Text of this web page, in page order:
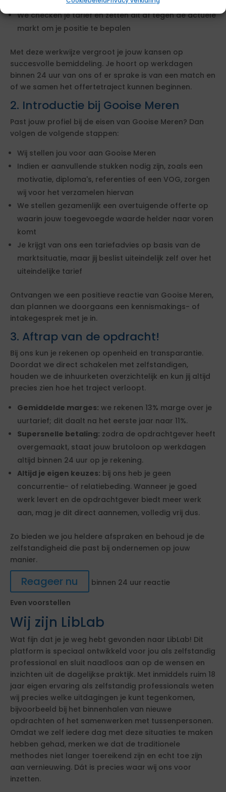
de opdrachtgever
We checken je tarief en zetten dit af tegen de actuele
markt om je positie te bepalen
Met deze werkwijze vergroot je jouw kansen op
succesvolle bemiddeling. Je hoort op werkdagen
binnen 24 uur van ons of er sprake is van een match en
of we samen het offertetraject kunnen beginnen.
2. Introductie bij Gooise Meren
Past jouw profiel bij de eisen van Gooise Meren? Dan
volgen de volgende stappen:
Wij stellen jou voor aan Gooise Meren
Indien er aanvullende stukken nodig zijn, zoals een
motivatie, diploma's, referenties of een VOG, zorgen
wij voor het verzamelen hiervan
We stellen gezamenlijk een overtuigende offerte op
waarin jouw toegevoegde waarde helder naar voren
komt
Je krijgt van ons een tariefadvies op basis van de
marktsituatie, maar jij beslist uiteindelijk zelf over het
uiteindelijke tarief
Ontvangen we een positieve reactie van Gooise Meren,
dan plannen we doorgaans een kennismakings- of
intakegesprek met je in.
3. Aftrap van de opdracht!
Bij ons kun je rekenen op openheid en transparantie.
Doordat we direct schakelen met zelfstandigen,
houden we de inhuurketen overzichtelijk en kun jij altijd
precies zien hoe het traject verloopt.
Gemiddelde marges: we rekenen 13% marge over je
uurtarief; dit daalt na het eerste jaar naar 11%.
Supersnelle betaling: zodra de opdrachtgever heeft
overgemaakt, staat jouw brutoloon op werkdagen
altijd binnen 24 uur op je rekening.
Altijd je eigen keuzes: bij ons heb je geen
concurrentie- of relatiebeding. Wanneer je goed
werk levert en de opdrachtgever biedt meer werk
aan, mag je dit direct aannemen, volledig vrij dus.
Zo bieden we jou heldere afspraken en behoud je de
zelfstandigheid die past bij ondernemen op jouw
manier.
Reageer nu
binnen 24 uur reactie
Even voorstellen
Wij zijn LibLab
Wat fijn dat je je weg hebt gevonden naar LibLab! Dit
platform is speciaal ontwikkeld voor jou als zelfstandig
professional en sluit naadloos aan op de wensen en
inzichten uit de dagelijkse praktijk. Met inmiddels ruim 18
jaar eigen ervaring als zelfstandig professionals weten
wij precies welke uitdagingen je kunt tegenkomen,
bijvoorbeeld bij het binnenhalen van nieuwe
opdrachten of het samenwerken met tussenpersonen.
Omdat we zelf iedere dag met deze situaties te maken
hebben gehad, merken we dat de traditionele
methodes niet langer toereikend zijn en echt toe zijn
aan vernieuwing. Dát is precies waar wij ons voor
inzetten.